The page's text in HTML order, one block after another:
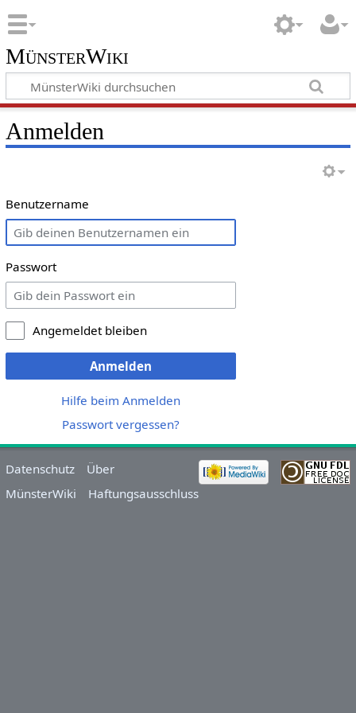
MünsterWiki
Anmelden
Benutzername
Passwort
Angemeldet bleiben
Anmelden
Hilfe beim Anmelden
Passwort vergessen?
Datenschutz
Über
MünsterWiki
Haftungsausschluss